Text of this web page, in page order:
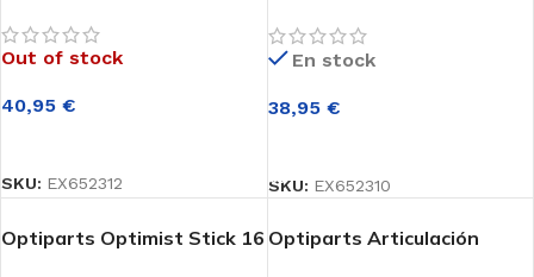
Out of stock
40,95 €
SKU: EX652312
En stock
38,95 €
SKU: EX652310
Optiparts Optimist Stick 16 Optiparts Articulación